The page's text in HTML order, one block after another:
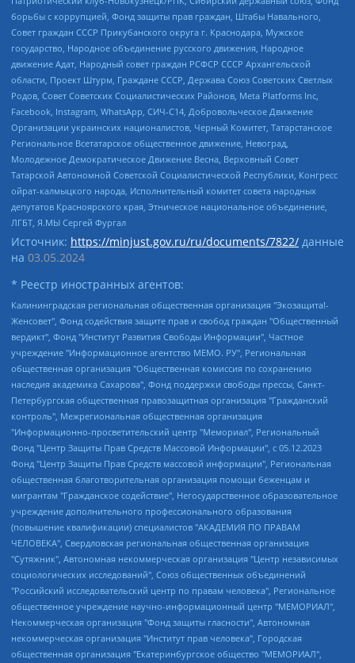
борьбы с коррупцией, Фонд защиты прав граждан, Штабы Навального,
Совет граждан СССР Прикубанского округа г. Краснодара, Мужское
государство, Народное объединение русского движения, Народное
движение Адат, Народный совет граждан РСФСР СССР Архангельской
области, Проект Штурм, Граждане СССР, Держава Союз Советских Светлых
Родов, Совет Советских Социалистических Районов, Meta Platforms Inc,
Facebook, Instagram, WhatsApp, СИЧ-С14, Добровольческое Движение
Организации украинских националистов, Черный Комитет, Татарстанское
Региональное Всетатарское общественное движение, Невоград,
Молодежное Демократическое Движение Весна, Верховный Совет
Татарской Автономной Советской Социалистической Республики, Конгресс
ойрат-калмыцкого народа, Исполнительный комитет совета народных
депутатов Красноярского края, Этническое национальное объединение,
ЛГБТ, Я.МЫ Сергей Фургал
Источник: https://minjust.gov.ru/ru/documents/7822/ данные
на 03.05.2024
* Реестр иностранных агентов:
Калининградская региональная общественная организация "Экозащита!-Женсовет", Фонд содействия защите прав и свобод граждан "Общественный вердикт", Фонд "Институт Развития Свободы Информации", Частное учреждение "Информационное агентство МЕМО. РУ", Региональная общественная организация "Общественная комиссия по сохранению наследия академика Сахарова", Фонд поддержки свободы прессы, Санкт-Петербургская общественная правозащитная организация "Гражданский контроль", Межрегиональная общественная организация "Информационно-просветительский центр "Мемориал", Региональный Фонд "Центр Защиты Прав Средств Массовой Информации", с 05.12.2023 Фонд "Центр Защиты Прав Средств массовой информации", Региональная общественная благотворительная организация помощи беженцам и мигрантам "Гражданское содействие", Негосударственное образовательное учреждение дополнительного профессионального образования (повышение квалификации) специалистов "АКАДЕМИЯ ПО ПРАВАМ ЧЕЛОВЕКА", Свердловская региональная общественная организация "Сутяжник", Автономная некоммерческая организация "Центр независимых социологических исследований", Союз общественных объединений "Российский исследовательский центр по правам человека", Региональное общественное учреждение научно-информационный центр "МЕМОРИАЛ", Некоммерческая организация "Фонд защиты гласности", Автономная некоммерческая организация "Институт прав человека", Городская общественная организация "Екатеринбургское общество "МЕМОРИАЛ", Городская общественная организация "Рязанское историко-просветительское и правозащитное общество "Мемориал" (Рязанский Мемориал), Челябинский региональный орган общественной самодеятельности – женское общественное объединение "Женщины Евразии", Челябинский региональный орган общественной самодеятельности "Уральская правозащитная группа", Фонд содействия защите здоровья и социальной справедливости имени Андрея Рылькова, Автономная Некоммерческая Организация "Аналитический Центр Юрия Левады", Автономная некоммерческая организация социальной поддержки населения "Проект Апрель", Региональная общественная организация помощи женщинам и детям, находящимся в кризисной ситуации "Информационно-методический центр "Анна", Фонд содействия развитию массовых коммуникаций и правовому просвещению "Так-так-Так", Фонд содействия устойчивому развитию "Серебряная тайга", Свердловский региональный общественный фонд социальных проектов "Новое время", "Idel.Реалии", Кавказ.Реалии, Крым.Реалии, Телеканал Настоящее Время, Татаро-башкирская служба Радио Свобода (Azatliq Radiosi), Радио Свободная Европа/Радио Свобода (PCE/PC), "Сибирь.Реалии", "Фактограф", Благотворительный фонд помощи осужденным и их семьям, Автономная некоммерческая организация "Институт глобализации и социальных движений", Фонд "В защиту прав заключенных", Частное учреждение "Центр поддержки и содействия развитию средств массовой информации", Пензенский региональный общественный благотворительный фонд "Гражданский союз", "Север.Реалии", Некоммерческая организация Фонд "Правовая инициатива", Общество с ограниченной ответственностью "Радио Свободная Европа/Радио Свобода", Чешское информационное агентство "MEDIUM-ORIENT", Красноярская региональная общественная организация "Мы против СПИДа", Камалягин Денис Николаевич, Маркелов Сергей Евгеньевич, Пономарев Лев Александрович, Савицкая Людмила Алексеевна, Автономная некоммерческая организация "Центр по работе с проблемой насилия "НАСИЛИЮ.НЕТ", Межрегиональный профессиональный союз работников здравоохранения "Альянс врачей", Юридическое лицо, зарегистрированное в Латвийской Республике, SIA "Medusa Project" (регистрационный номер 40103797863, дата регистрации 10.06.2014), Некоммерческая организация "Фонд по борьбе с коррупцией", Автономная некоммерческая организация "Институт права и публичной политики", Баданин Роман Сергеевич, Гликин Максим Александрович, Железнова Мария Михайловна, Лукьянова Юлия Сергеевна, Маетная Елизавета Витальевна, Маняхин Петр Борисович, Чуракова Ольга Владимировна, Ярош Юлия Петровна, Юридическое лицо "The Insider SIA", зарегистрированное в Риге, Латвийская Республика (дата регистрации 26.06.2015), являющееся администратором доменного имени интернет-издания "The Insider SIA", https://theins.ru, Постернак Алексей Евгеньевич, Рубин Михаил Аркадьевич, Анин Роман Александрович, Юридическое лицо Istories fonds, зарегистрированное в Латвийской Республике (регистрационный номер 50008295751, дата регистрации 24.02.2020), Великовский Дмитрий Александрович, Долинина Ирина Николаевна, Мароховская Алеся Алексеевна, Шлейнов Роман Юрьевич, Шмагун Олеся Валентиновна, Общество с ограниченной ответственностью "Альтаир 2021", Общество с ограниченной ответственностью "Вега 2021", Общество с ограниченной ответственностью "Главный редактор 2021", Общество с ограниченной ответственностью "Ромашки монолит", Важенков Артем Валерьевич, Ивановская областная общественная организация "Центр гендерных исследований", Гурман Юрий Альбертович, Медиапроект "ОВД-Инфо", Егоров Владимир Владимирович, Жилинский Владимир Александрович, Общество с ограниченной ответственностью "ЗП", Иванова София Юрьевна, Карезина Инна Павловна, Кильтау Екатерина Викторовна, Петров Алексей Викторович, Пискунов Сергей Евгеньевич, Смирнов Сергей Сергеевич, Тихонов Михаил Сергеевич, Общество с ограниченной ответственностью "ЖУРНАЛИСТ-ИНОСТРАННЫЙ АГЕНТ", Арапова Галина Юрьевна, Вольтская Татьяна Анатольевна, Американская компания "Mason G.E.S. Anonymous Foundation" (США), являющаяся владельцем интернет-издания https://mnews.world/, Компания "Stichting Bellingcat", зарегистрированная в Нидерландах (дата регистрации 11.07.2018), Захаров Андрей Вячеславович, Клепиковская Екатерина Дмитриевна, Общество с ограниченной ответственностью "МЕМО", Перл Роман Александрович, Симонов Евгений Алексеевич, Соловьева Елена Анатольевна, Сотников Даниил Владимирович, Сурначева Елизавета Дмитриевна, Автономная некоммерческая организация по защите прав человека и информированию населения "Якутия – Наше Мнение", Общество с ограниченной ответственностью "Москоу диджитал медиа", с 26.01.2023 Общество с ограниченной ответственностью "Чайка Белые сады", Ветошкина Валерия Валерьевна, Заговора Максим Александрович, Межрегиональное общественное движение "Российская ЛГБТ - сеть", Оленичев Максим Владимирович, Павлов Иван Юрьевич, Скворцова Елена Сергеевна, Общество с ограниченной ответственностью "Как бы инагент", Кочетков Игорь Викторович, Общество с ограниченной ответственностью "Честные выборы", Еланчик Олег Александрович, Общество с ограниченной ответственностью "Нобелевский призыв", Гималова Регина Эмилевна, Григорьев Андрей Валерьевич, Григорьева Алина Александровна, Ассоциация по содействию защите прав призывников, альтернативнослужащих и военнослужащих "Правозащитная группа "Гражданин.Армия.Право", Хисамова Регина Фаритовна, Автономная некоммерческая организация по реализации социально-правовых программ "Лилит", Дальневосточное общественное движение "Маяк", Санкт-Петербургская ЛГБТ-инициативная группа "Выход", Инициативная группа ЛГБТ+ "Реверс", Алексеев Андрей Викторович, Бекбулатова Таисия Львовна, Беляев Иван Михайлович, Владыкина Елена Сергеевна, Гельман Марат Александрович, Никульшина Вероника Юрьевна, Толоконникова Надежда Андреевна, Шендерович Виктор Анатольевич, Общество с ограниченной ответственностью "Данное сообщение", Общество с ограниченной ответственностью Издательский дом "Новая глава", Айнбиндер Александра Александровна, Московский комьюнити-центр для ЛГБТ+инициатив, Благотворительный фонд развития филантропии, Deutsche Welle (Германия, Kurt-Schumacher-Strasse 3, 53113 Bonn), Борзунова Мария Михайловна, Воробьев Виктор Викторович, Голубева Анна Львовна, Константинова Алла Михайловна, Малкова Ирина Владимировна, Мурадов Мурад Абдулгалимович, Осетинская Елизавета Николаевна, Понасенков Евгений Николаевич, Ганапольский Матвей Юрьевич, Киселев Евгений Алексеевич, Борухович Ирина Григорьевна, Дремин Иван Тимофеевич, Дубровский Дмитрий Викторович, Красноярская региональная общественная организация поддержки и развития альтернативных образовательных технологий и межкультурных коммуникаций "ИНТЕРРА", Маяковская Екатерина Алексеевна, Фейгин Марк Захарович, Филимонов Андрей Викторович, Дзугкоева Регина Николаевна, Доброхотов Роман Александрович, Дудь Юрий Александрович, Елкин Сергей Владимирович, Кругликов Кирилл Игоревич, Сабунаева Мария Леонидовна, Семенов Алексей Владимирович, Шаинян Карен Багратович, Шульман Екатерина Михайловна, Асафьев Артур Валерьевич, Вахштайн Виктор Семенович, Венедиктов Алексей Алексеевич, Лушникова Екатерина Евгеньевна, Волков Леонид Михайлович, Невзоров Александр Глебович, Пархоменко Сергей Борисович, Сироткин Ярослав Николаевич, Кара-Мурза Владимир Владимирович, Баранова Наталья Владимировна, Гозман Леонид Яковлевич, Кагарлицкий Борис Юльевич, Климарев Михаил Валерьевич, Милов Владимир Станиславович, Автономная некоммерческая организация Краснодарский центр современного искусства "Типография", Моргенштерн Алишер Тагирович, Соболь Любовь Эдуардовна, Общество с ограниченной ответственностью "ЛИЗА НОРМ", Каспаров Гарри Кимович, Ходорковский Михаил Борисович, Общество с ограниченной ответственностью "Апрельские тезисы", Данилович Ирина Брониславовна, Кашин Олег Владимирович, Петров Николай Владимирович, Пивоваров Алексей Владимирович, Соколов Михаил Владимирович, Цветкова Юлия Владимировна, Чичваркин Евгений Александрович, Комитет против пыток/Команда против пыток, Общество с ограниченной ответственностью "Первый научный", Общество с ограниченной ответственностью "Вертолет и ко", Белоцерковская Вероника Борисовна, Кац Максим Евгеньевич, Лазарева Татьяна Юрьевна, Шаведдинов Руслан Табризович, Яшин Илья Валерьевич, Общество с ограниченной ответственностью "Иноагент ААВ", Алешковский Дмитрий Петрович, Альбац Евгения Марковна, Быков Дмитрий Львович, Галямина Юлия Евгеньевна, Лойко Сергей Леонидович, Мартынов Кирилл Константинович, Медведев Сергей Александрович, Крашенинников Федор Геннадиевич, Гордеева Катерина Вл